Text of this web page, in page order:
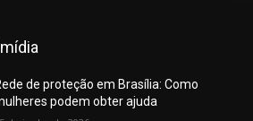
de proteção em Brasília: Como
podem obter ajuda